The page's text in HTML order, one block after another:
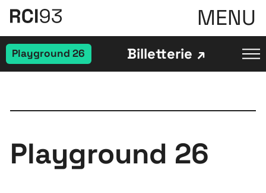
MENU
Playground 26 Billetterie
Playground 26